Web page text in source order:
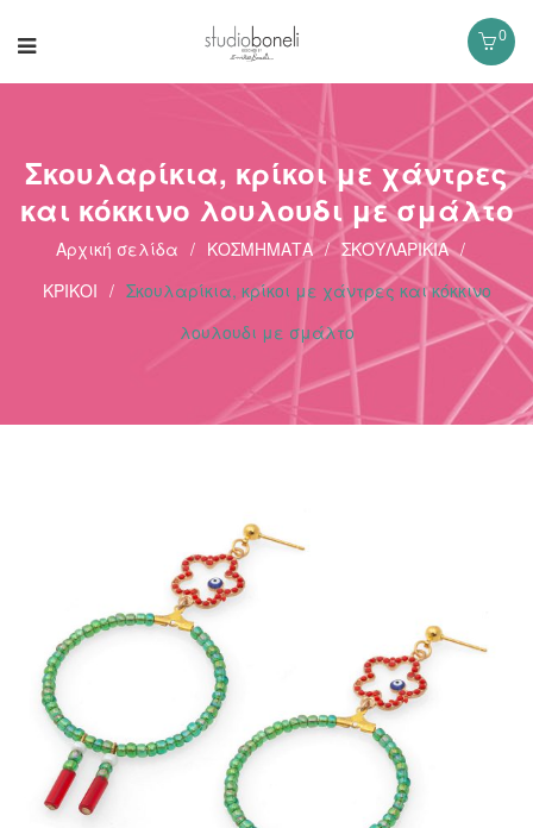
0
Σκουλαρίκια, κρίκοι με χάντρες
και κόκκινο λουλουδι με σμάλτο
Αρχική σελίδα / ΚΟΣΜΗΜΑΤΑ / ΣΚΟΥΛΑΡΙΚΙΑ /
ΚΡΙΚΟΙ / Σκουλαρίκια, κρίκοι με χάντρες και κόκκινο
λουλουδι με σμάλτο